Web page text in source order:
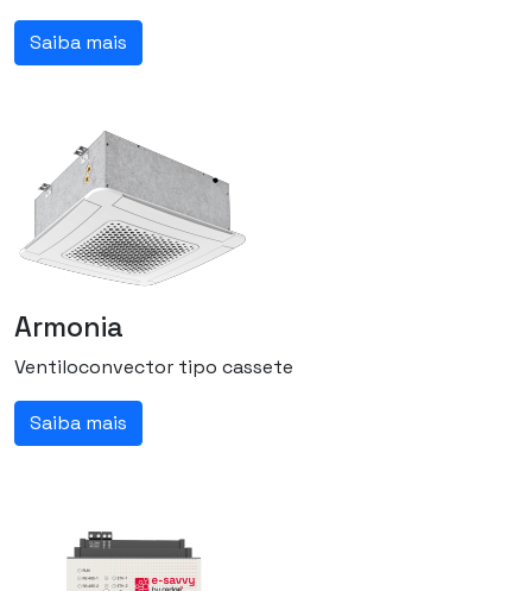
Saiba mais
Armonia
Ventiloconvector tipo cassete
Saiba mais